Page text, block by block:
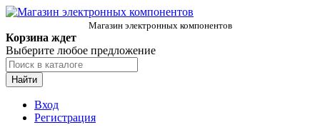
Магазин электронных компонентов
Корзина ждет
Выберите любое предложение
Найти
Вход
Регистрация